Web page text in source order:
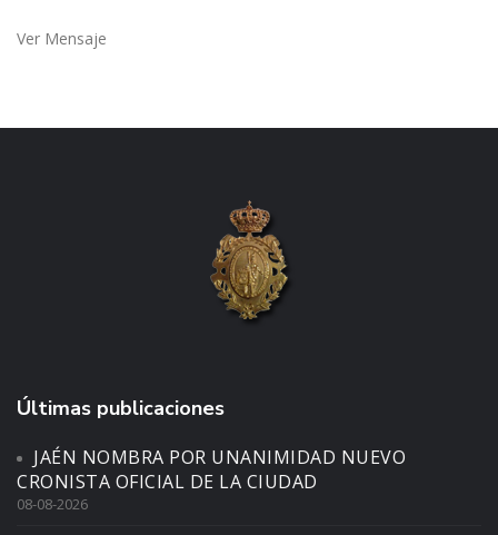
Ver Mensaje
Últimas publicaciones
JAÉN NOMBRA POR UNANIMIDAD NUEVO
CRONISTA OFICIAL DE LA CIUDAD
08-08-2026